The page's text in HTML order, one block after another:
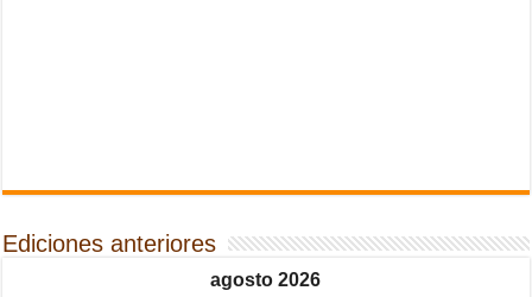
Ediciones anteriores
agosto 2026